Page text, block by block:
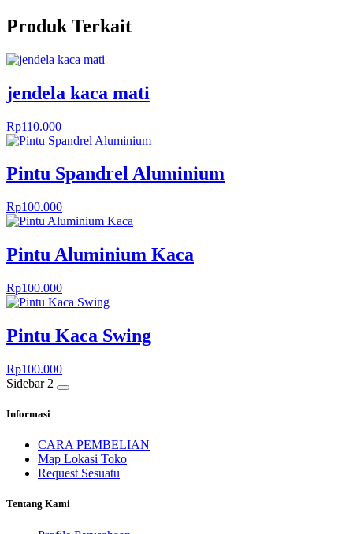
Produk Terkait
jendela kaca mati
Rp110.000
Pintu Spandrel Aluminium
Rp100.000
Pintu Aluminium Kaca
Rp100.000
Pintu Kaca Swing
Rp100.000
Sidebar 2
Informasi
CARA PEMBELIAN
Map Lokasi Toko
Request Sesuatu
Tentang Kami